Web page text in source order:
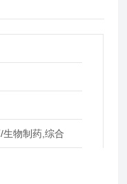
物制药,综合